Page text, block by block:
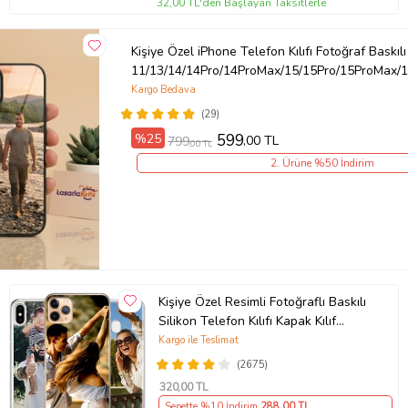
32,00 TL'den Başlayan Taksitlerle
Kişiye Özel iPhone Telefon Kılıfı Fotoğraf Baskılı
11/13/14/14Pro/14ProMax/15/15Pro/
(29)
Kargo Bedava
%25 799,00 TL 599,00 TL
2. Ürüne %50 İndirim
Kişiye Özel Resimli Fotoğraflı Baskılı
Silikon Telefon Kılıfı Kapak Kılıf
(Telefon Modelleri Açıklamada)
(2675)
Kargo ile Teslimat
320,00 TL